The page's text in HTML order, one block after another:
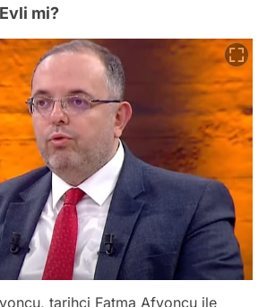
mi?
tarihçi Fatma Afyoncu ile